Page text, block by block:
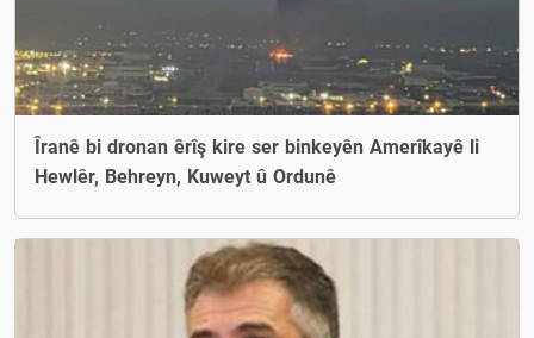
Îranê bi dronan êrîş kire ser binkeyên Amerîkayê li
Hewlêr, Behreyn, Kuweyt û Ordunê